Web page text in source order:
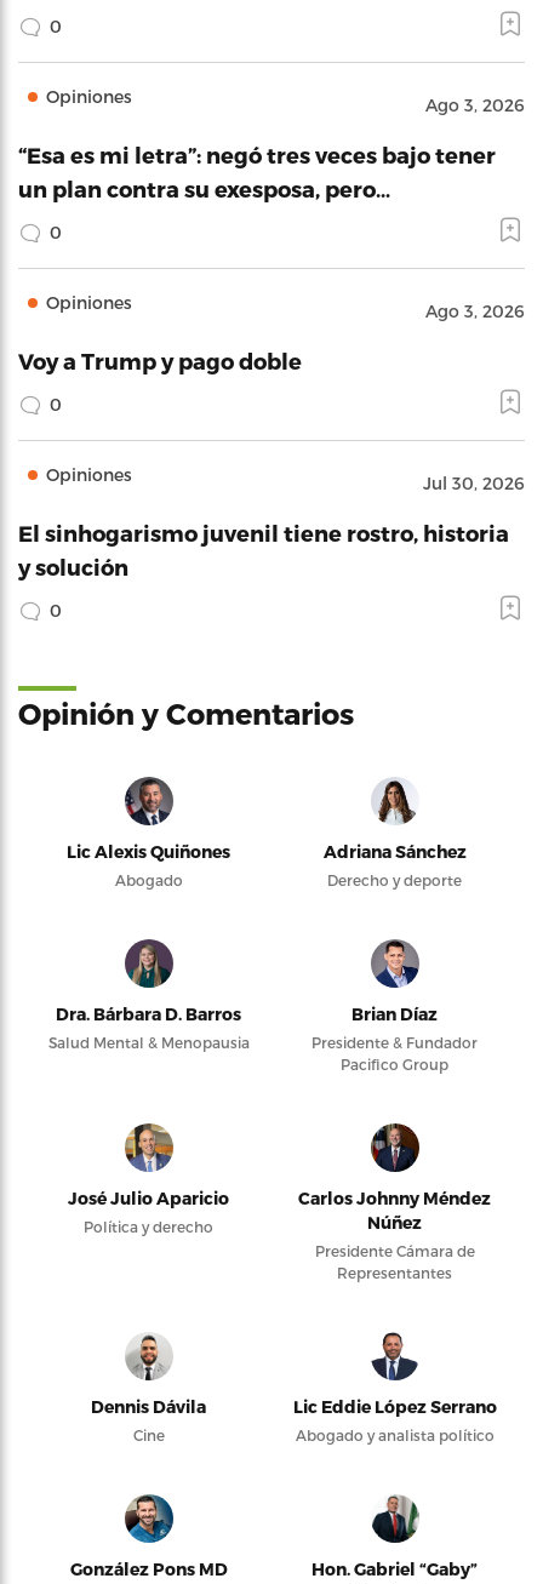
0
Opiniones Ago 3, 2026
“Esa es mi letra”: negó tres veces bajo tener
un plan contra su exesposa, pero…
0
Opiniones Ago 3, 2026
Voy a Trump y pago doble
0
Opiniones Jul 30, 2026
El sinhogarismo juvenil tiene rostro, historia
y solución
0
Opinión y Comentarios
Lic Alexis Quiñones
Abogado
Adriana Sánchez
Derecho y deporte
Dra. Bárbara D. Barros
Salud Mental & Menopausia
Brian Díaz
Presidente & Fundador
Pacifico Group
José Julio Aparicio
Política y derecho
Carlos Johnny Méndez
Núñez
Presidente Cámara de
Representantes
Dennis Dávila
Cine
Lic Eddie López Serrano
Abogado y analista político
González Pons MD
Hon. Gabriel “Gaby”